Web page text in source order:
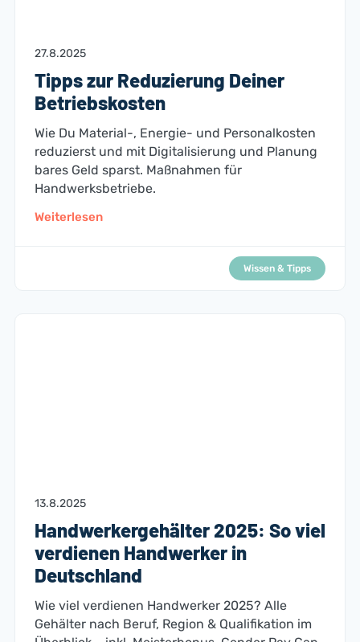
27.8.2025
Tipps zur Reduzierung Deiner
Betriebskosten
Wie Du Material-, Energie- und Personalkosten
reduzierst und mit Digitalisierung und Planung
bares Geld sparst. Maßnahmen für
Handwerksbetriebe.
Weiterlesen
Wissen & Tipps
13.8.2025
Handwerkergehälter 2025: So viel
verdienen Handwerker in
Deutschland
Wie viel verdienen Handwerker 2025? Alle
Gehälter nach Beruf, Region & Qualifikation im